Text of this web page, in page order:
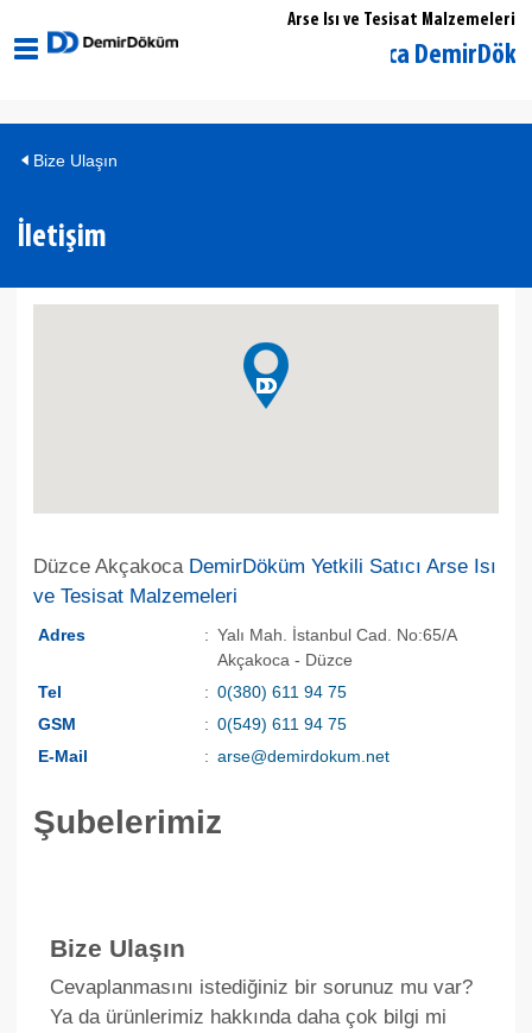
Arse Isı ve Tesisat Malzemeleri
Düzce Akçakoca DemirDöküm
Bize Ulaşın
İletişim
Düzce Akçakoca DemirDöküm Yetkili Satıcı Arse Isı
ve Tesisat Malzemeleri
Adres : Yalı Mah. İstanbul Cad. No:65/A
Akçakoca - Düzce
Tel
: 0(380) 611 94 75
GSM
: 0(549) 611 94 75
E-Mail
: arse@demirdokum.net
Şubelerimiz
Bize Ulaşın
Cevaplanmasını istediğiniz bir sorunuz mu var?
Ya da ürünlerimiz hakkında daha çok bilgi mi